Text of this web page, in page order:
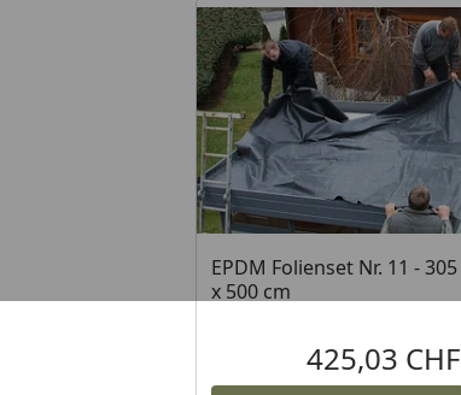
EPDM Folienset Nr. 11 - 305
x 500 cm
425,03 CHF